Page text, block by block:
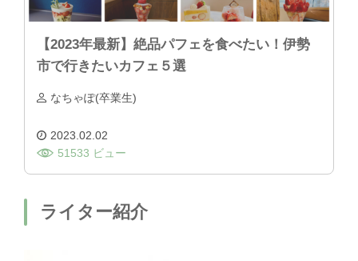
【2023年最新】絶品パフェを食べたい！伊勢
市で行きたいカフェ５選
なちゃぽ(卒業生)
2023.02.02
51533 ビュー
ライター紹介